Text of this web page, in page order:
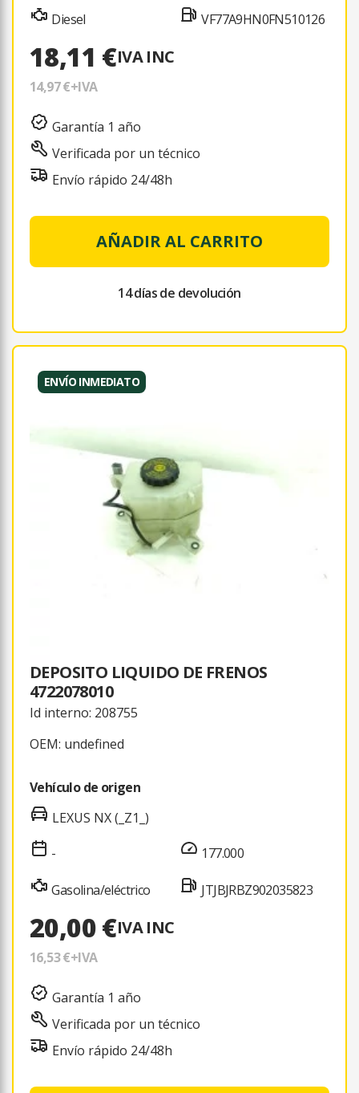
Diesel VF77A9HN0FN510126
18,11 €IVA INC
14,97 €+IVA
Garantía 1 año
Verificada por un técnico
Envío rápido 24/48h
AÑADIR AL CARRITO
14 días de devolución
ENVÍO INMEDIATO
DEPOSITO LIQUIDO DE FRENOS
4722078010
Id interno: 208755
OEM: undefined
Vehículo de origen
LEXUS NX (_Z1_)
-
Gasolina/eléctrico
177.000
JTJBJRBZ902035823
20,00 €IVA INC
16,53 €+IVA
Garantía 1 año
Verificada por un técnico
Envío rápido 24/48h